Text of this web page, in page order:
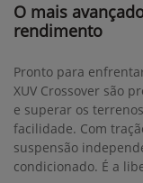
O mais
rendimento
Pronto para
XUV Crossover são
e superar os
facilidade. Com
suspensão
condicionado. É a